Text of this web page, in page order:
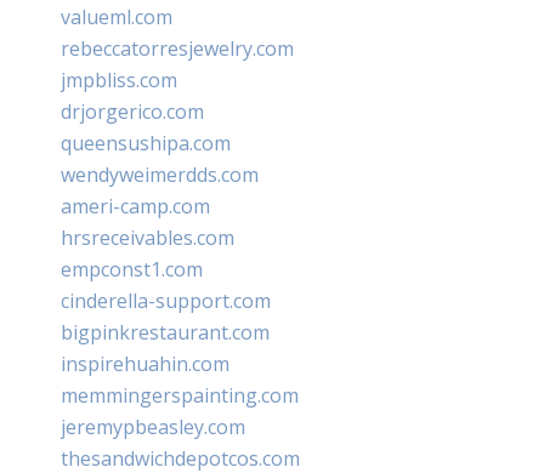
valueml.com
rebeccatorresjewelry.com
jmpbliss.com
drjorgerico.com
queensushipa.com
wendyweimerdds.com
ameri-camp.com
hrsreceivables.com
empconst1.com
cinderella-support.com
bigpinkrestaurant.com
inspirehuahin.com
memmingerspainting.com
jeremypbeasley.com
thesandwichdepotcos.com